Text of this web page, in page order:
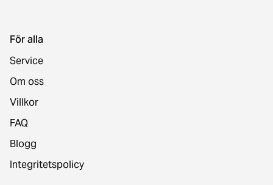
För alla
Service
Om oss
Villkor
FAQ
Blogg
Integritetspolicy